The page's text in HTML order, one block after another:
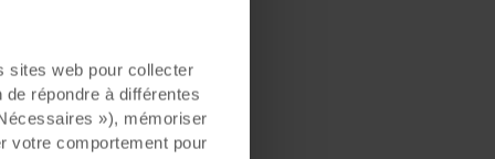
sites web pour collecter
répondre à différentes
»), mémoriser
votre comportement pour
où le
Gro sont encore
souligne D.
à la décision
d’une
et des